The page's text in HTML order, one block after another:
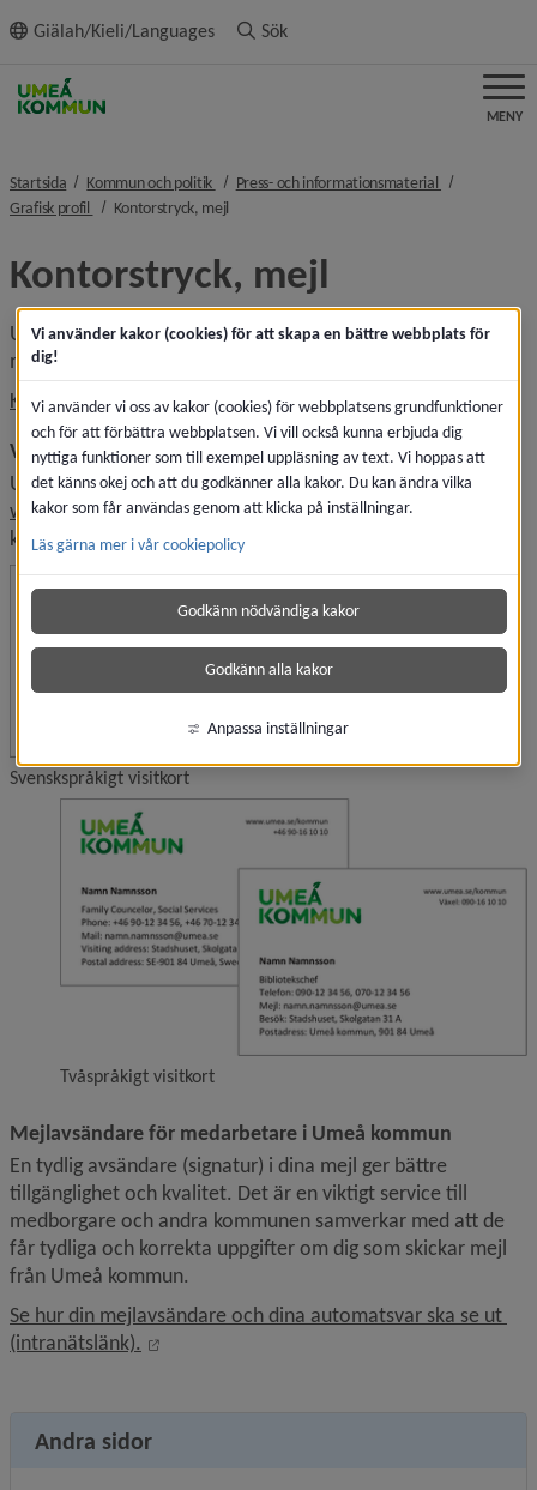
innehållet
Giälah/Kieli/Languages Sök
MENY
Startsida Kommun och politik nivå i brödsmulenavigeringen
Press- och informationsmaterial nivå i
Grafisk profil
nivå i brödsmulenavigeringen
Kontorstryck, mejl
Kontorstryck, mejl
Umeå kommuns kontorstryck utgår från färdiga
malldokument där endast textinformation anpassas.
Kontorstryck, skolor
Visitkort
webbtjänst på intranätet
Länk till annan webbplats,
där man fyller i sina
kontaktuppgifter och direkt får ett korrektur att godkänna.
Svenskspråkigt visitkort
Tvåspråkigt visitkort
Mejlavsändare för medarbetare i Umeå kommun
En tydlig avsändare (signatur) i dina mejl ger bättre
tillgänglighet och kvalitet. Det är en viktigt service till
medborgare och andra kommunen samverkar med att de
får tydliga och korrekta uppgifter om dig som skickar mejl
från Umeå kommun.
Se hur din mejlavsändare och dina automatsvar ska se ut
(intranätslänk).
Länk till annan webbplats, öppnas i nytt
Andra sidor
Vi använder kakor (cookies) för att skapa en bättre webbplats för
dig!
Vi använder vi oss av kakor (cookies) för webbplatsens grundfunktioner
och för att förbättra webbplatsen. Vi vill också kunna erbjuda dig
nyttiga funktioner som till exempel uppläsning av text. Vi hoppas att
det känns okej och att du godkänner alla kakor. Du kan ändra vilka
kakor som får användas genom att klicka på inställningar.
Läs gärna mer i vår cookiepolicy
Godkänn nödvändiga kakor
Godkänn alla kakor
Anpassa inställningar